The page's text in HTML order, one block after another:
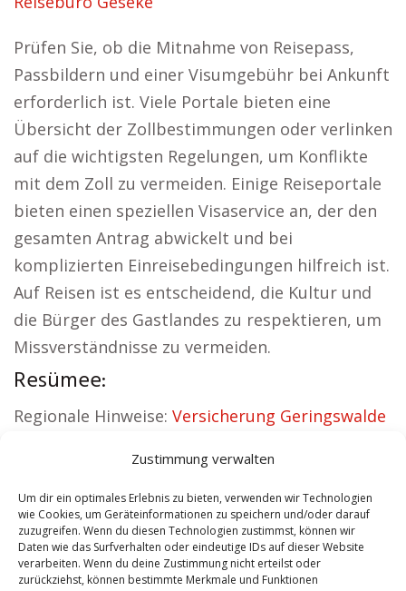
Zustimmung verwalten
Um dir ein optimales Erlebnis zu bieten, verwenden wir Technologien
wie Cookies, um Geräteinformationen zu speichern und/oder darauf
zuzugreifen. Wenn du diesen Technologien zustimmst, können wir
Daten wie das Surfverhalten oder eindeutige IDs auf dieser Website
verarbeiten. Wenn du deine Zustimmung nicht erteilst oder
zurückziehst, können bestimmte Merkmale und Funktionen
Prüfen Sie, ob die Mitnahme von Reisepass,
Passbildern und einer Visumgebühr bei Ankunft
erforderlich ist. Viele Portale bieten eine
Übersicht der Zollbestimmungen oder verlinken
auf die wichtigsten Regelungen, um Konflikte
mit dem Zoll zu vermeiden. Einige Reiseportale
bieten einen speziellen Visaservice an, der den
gesamten Antrag abwickelt und bei
komplizierten Einreisebedingungen hilfreich ist.
Auf Reisen ist es entscheidend, die Kultur und
die Bürger des Gastlandes zu respektieren, um
Missverständnisse zu vermeiden.
Resümee:
Regionale Hinweise: Versicherung Geringswalde
|Reisebüro Geringswalde
Versicherung Geringswalde|Hauskauf
Geringswalde
Contents [show]